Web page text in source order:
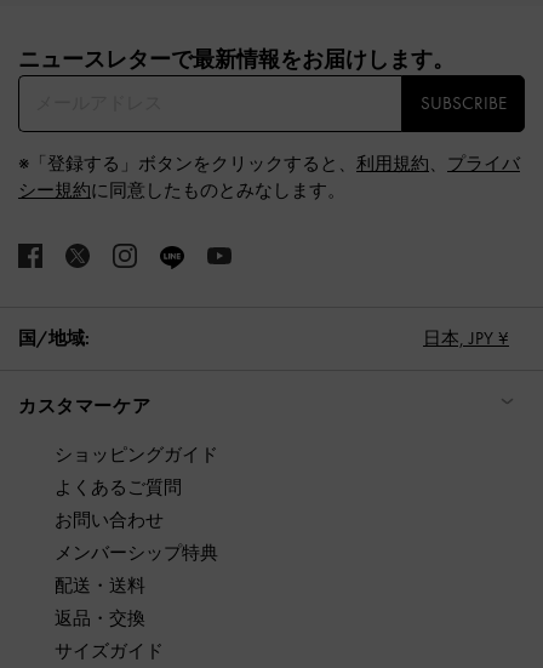
ニュースレターで最新情報をお届けします。​
SUBSCRIBE
※「登録する」ボタンをクリックすると、 利用規約、 プライバ
シー規約に同意したものとみなします。
国/地域: 日本, JPY ¥
カスタマーケア
ショッピングガイド
よくあるご質問
お問い合わせ
メンバーシップ特典
配送・送料
返品・交換
サイズガイド